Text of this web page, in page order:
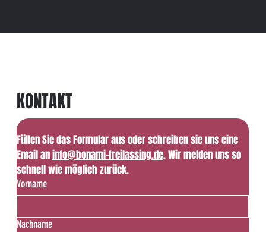
KONTAKT
Füllen Sie das Formular aus oder schreiben sie uns eine
Email an info@bonami-freilassing.de. Wir melden uns so
schnell wie möglich zurück.
Vorname
Nachname